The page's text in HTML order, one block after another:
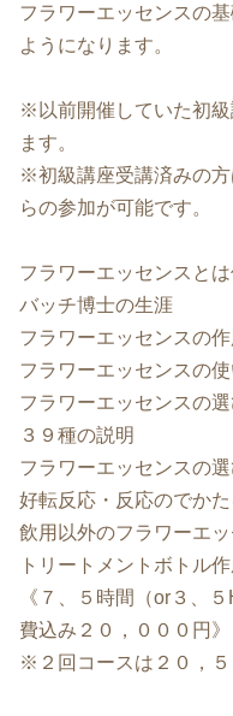
フラワーエッセンスの
ようになります。
※以前開催していた初級
ます。
※初級講座受講済みの
らの参加が可能です。
フラワーエッセンスと
バッチ博士の生涯
フラワーエッセンスの
フラワーエッセンスの
フラワーエッセンスの
３９種の説明
フラワーエッセンスの
好転反応・反応のでか
飲用以外のフラワーエ
トリートメントボトル
《７、５時間（or３、
費込み２０，０００円》
※２回コースは２０，５